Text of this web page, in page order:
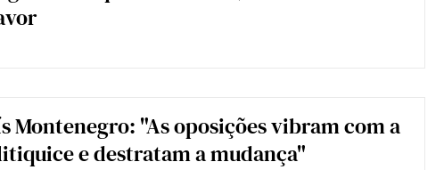
Montenegro: "As oposições vibram com a
e destratam a mudança"